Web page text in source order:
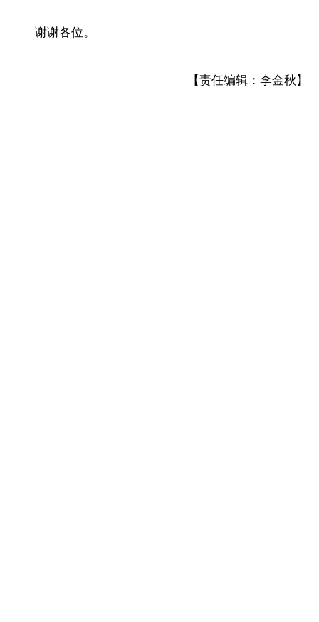
谢谢各位。
【责任编辑：李金秋】